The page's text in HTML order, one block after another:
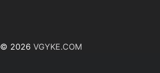
© 2026 VGYKE.COM